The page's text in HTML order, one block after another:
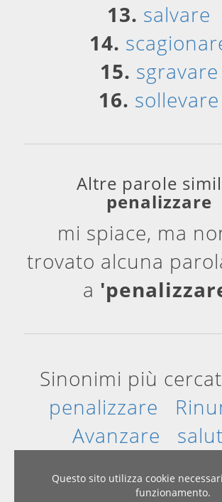
13. salvare
14.
15. sgravare
16. sollevare
Altre parole
penalizzare
mi spiace, ma
trovato alcuna
a
Sinonimi più
penalizzare
Avanzare
Questo sito utilizza cookie
funzionamento.